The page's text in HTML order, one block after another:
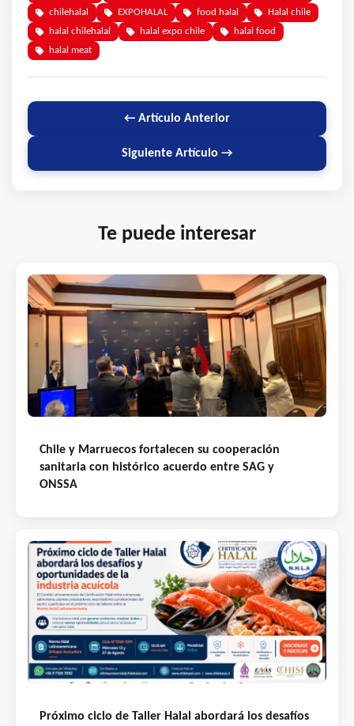
chilehalal
EXPOHALAL food halal
Halal chile
halal chilehalal
halal expo chile
halal food
halal meat
← Artículo Anterior
Siguiente Artículo →
Te puede interesar
Chile y Marruecos fortalecen su cooperación
sanitaria con histórico acuerdo entre SAG y
ONSSA
Próximo ciclo de Taller Halal abordará los desafíos